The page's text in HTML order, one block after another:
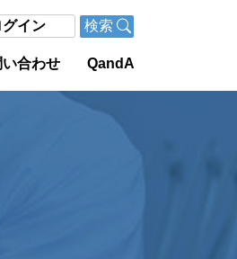
イン 検索
い合わせ QandA